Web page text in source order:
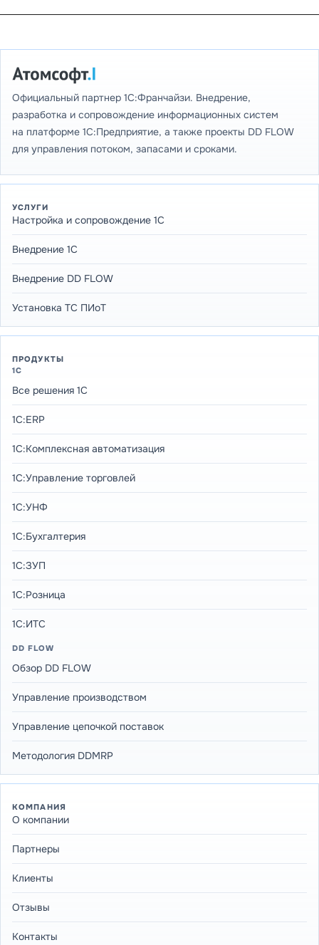
Официальный партнер 1С:Франчайзи. Внедрение,
разработка и сопровождение информационных систем
на платформе 1С:Предприятие, а также проекты DD FLOW
для управления потоком, запасами и сроками.
УСЛУГИ
Настройка и сопровождение 1С
Внедрение 1С
Внедрение DD FLOW
Установка ТС ПИоТ
ПРОДУКТЫ
1С
Все решения 1С
1С:ERP
1С:Комплексная автоматизация
1С:Управление торговлей
1С:УНФ
1С:Бухгалтерия
1С:ЗУП
1С:Розница
1С:ИТС
DD FLOW
Обзор DD FLOW
Управление производством
Управление цепочкой поставок
Методология DDMRP
КОМПАНИЯ
О компании
Партнеры
Клиенты
Отзывы
Контакты